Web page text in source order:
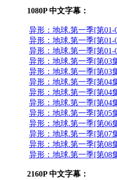
1080P 中文字幕：
异形：地球.第一季[第01-
异形：地球.第一季[第01-
异形：地球.第一季[第01-
异形：地球.第一季[第03
异形：地球.第一季[第03
异形：地球.第一季[第04
异形：地球.第一季[第04
异形：地球.第一季[第04
异形：地球.第一季[第05
异形：地球.第一季[第06
异形：地球.第一季[第07
异形：地球.第一季[第08
异形：地球.第一季[第08
2160P 中文字幕：